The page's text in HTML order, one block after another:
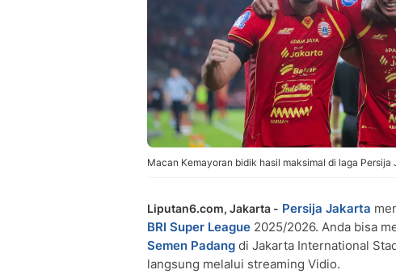
Macan Kemayoran bidik hasil maksimal di laga
Liputan6.com, Jakarta - Persija Jakarta
BRI Super League 2025/2026. Anda bisa
Semen Padang di Jakarta International
langsung melalui streaming Vidio.